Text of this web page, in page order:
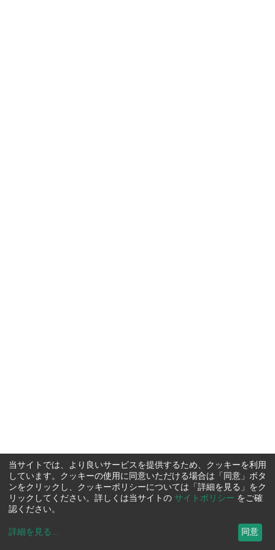
当サイトでは、より良いサービスを提供するため、クッキーを利用
しています。クッキーの使用に同意いただける場合は「同意」ボタ
ンをクリックし、クッキーポリシーについては「詳細を見る」をク
リックしてください。詳しくは当サイトの サイトポリシー をご確
認ください。
詳細を見る ... 同意